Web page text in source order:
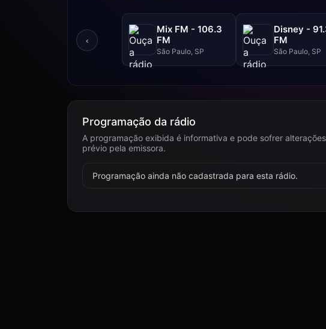
‹
Mix FM - 106.3
FM
São Paulo, SP
Disney -
FM
São Paulo, SP
Programação da rádio
A programação exibida é informativa e pode sofrer
prévio pela emissora.
Programação ainda não cadastrada para esta rádio.